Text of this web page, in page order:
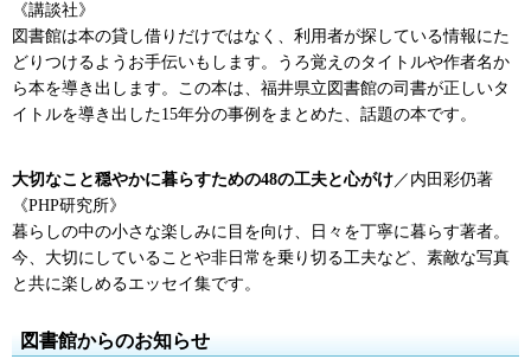
《講談社》
図書館は本の貸し借りだけではなく、利用者が探している情報にた
どりつけるようお手伝いもします。うろ覚えのタイトルや作者名か
ら本を導き出します。この本は、福井県立図書館の司書が正しいタ
イトルを導き出した15年分の事例をまとめた、話題の本です。
大切なこと穏やかに暮らすための48の工夫と心がけ／内田彩仍著
《PHP研究所》
暮らしの中の小さな楽しみに目を向け、日々を丁寧に暮らす著者。
今、大切にしていることや非日常を乗り切る工夫など、素敵な写真
と共に楽しめるエッセイ集です。
図書館からのお知らせ